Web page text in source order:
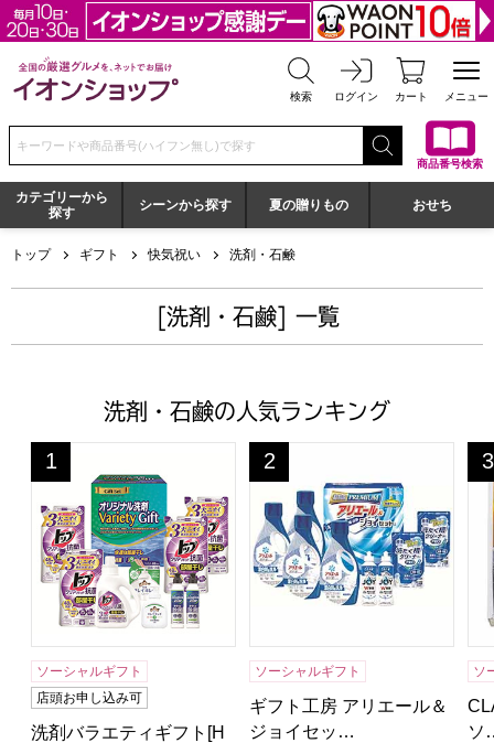
全国の厳選グルメを、ネットでお届け イオンショップ
検索 ログイン カート メニュー
検索キーワードまたは商品番号を入力してください
商品番号検索
カテゴリーから
探す
シーンから探す 夏の贈りもの おせち
トップ ギフト 快気祝い 洗剤・石鹸
[洗剤・石鹸] 一覧
洗剤・石鹸の人気ランキング
洗剤バラエティギフト[HOVG-40]【贈りものカタログ】
1
位
ソーシャルギフト
店頭お申し込み可
洗剤バラエティギフト[H
ギフト工房 アリエール＆ジ
2
位
ソーシャルギフト
ギフト工房 アリエール＆
ジョイセッ…
3
位
ソ
ソ